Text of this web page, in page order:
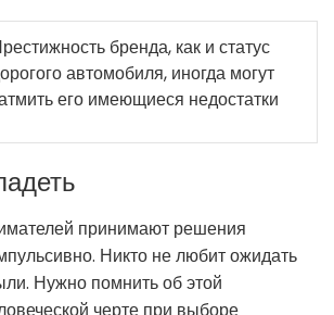
бренда, как и статус
автомобиля, иногда могут
его имеющиеся недостатки
принимают решения
Никто не любит ожидать
Нужно помнить об этой